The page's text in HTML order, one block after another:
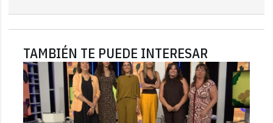
TAMBIÉN TE PUEDE INTERESAR